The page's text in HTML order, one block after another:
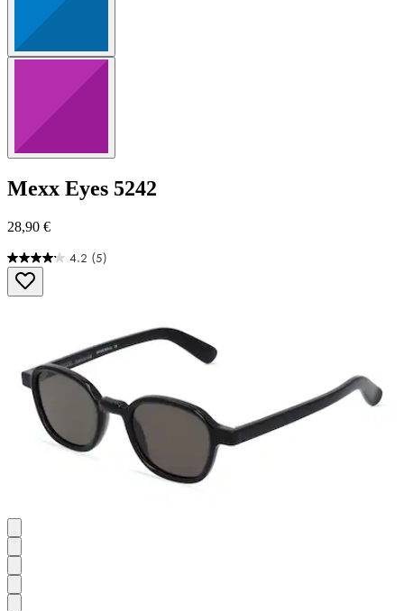
Mexx Eyes 5242
28,90 €
4.2 (5)
4.2
von
5
Bewertungen